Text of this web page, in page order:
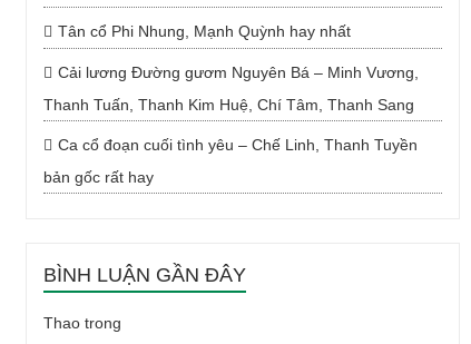
Tân cổ Phi Nhung, Mạnh Quỳnh hay nhất
Cải lương Đường gươm Nguyên Bá – Minh Vương,
Thanh Tuấn, Thanh Kim Huệ, Chí Tâm, Thanh Sang
Ca cổ đoạn cuối tình yêu – Chế Linh, Thanh Tuyền
bản gốc rất hay
BÌNH LUẬN GẦN ĐÂY
Thaotrong